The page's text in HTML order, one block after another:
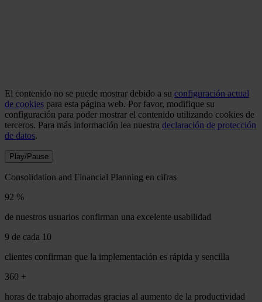
El contenido no se puede mostrar debido a su configuración actual
de cookies para esta página web. Por favor, modifique su
configuración para poder mostrar el contenido utilizando cookies de
terceros. Para más información lea nuestra declaración de protección
de datos.
Play/Pause
Consolidation and Financial Planning en cifras
92 %
de nuestros usuarios confirman una excelente usabilidad
9 de cada 10
clientes confirman que la implementación es rápida y sencilla
360 +
horas de trabajo ahorradas gracias al aumento de la productividad